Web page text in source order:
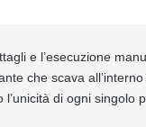
e l’esecuzione
che scava all’interno
di ogni singolo